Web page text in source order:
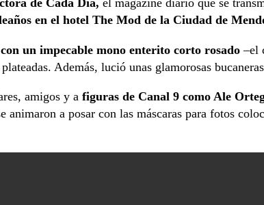
de Cada Día, el magazine diario que se
en el hotel The Mod de la Ciudad de
un impecable mono enterito corto rosado –el
Además, lució unas glamorosas
amigos y a figuras de Canal 9 como Ale
animaron a posar con las máscaras para fotos